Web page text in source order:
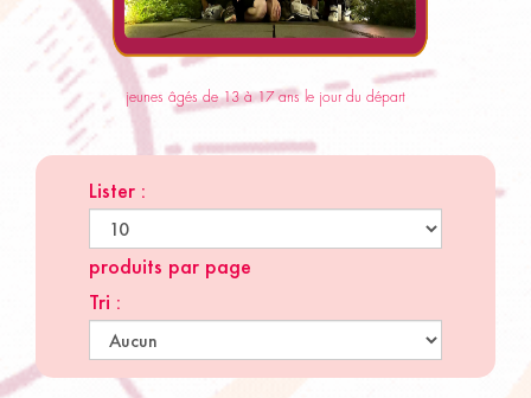
jeunes âgés de 13 à 17 ans le jour du départ
Lister :
produits par page
Tri :